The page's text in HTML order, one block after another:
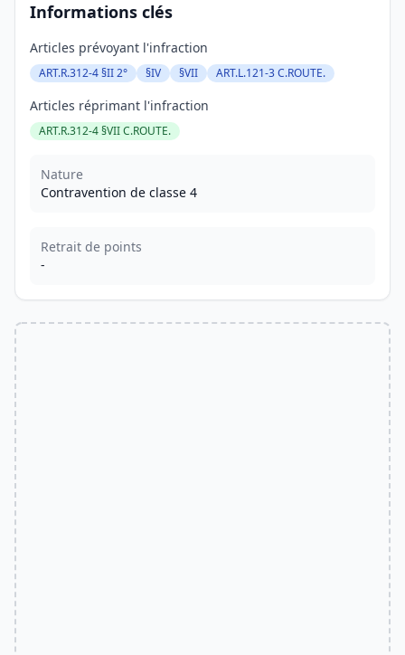
Informations clés
Articles prévoyant l'infraction
ART.R.312-4 §II 2° §IV §VII ART.L.121-3 C.ROUTE.
Articles réprimant l'infraction
ART.R.312-4 §VII C.ROUTE.
Nature
Contravention de classe 4
Retrait de points
-